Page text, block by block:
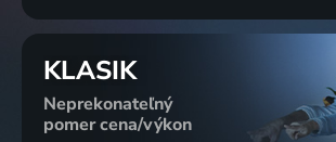
KLASIK
Neprekonateľný
pomer cena/výkon